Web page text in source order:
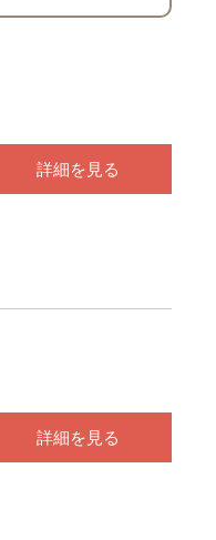
詳細を見る
詳細を見る